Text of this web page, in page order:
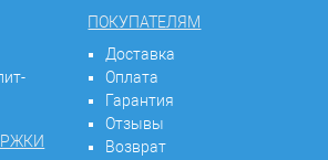
ПОКУПАТЕЛЯМ
Доставка
Оплата
Гарантия
Отзывы
Возврат